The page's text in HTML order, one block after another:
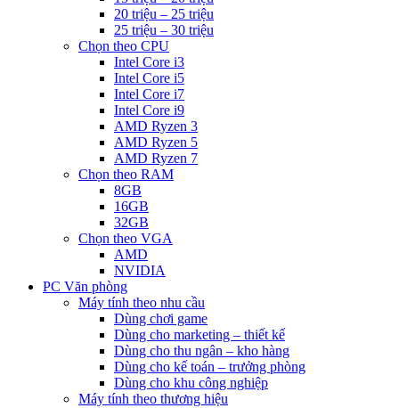
20 triệu – 25 triệu
25 triệu – 30 triệu
Chọn theo CPU
Intel Core i3
Intel Core i5
Intel Core i7
Intel Core i9
AMD Ryzen 3
AMD Ryzen 5
AMD Ryzen 7
Chọn theo RAM
8GB
16GB
32GB
Chọn theo VGA
AMD
NVIDIA
PC Văn phòng
Máy tính theo nhu cầu
Dùng chơi game
Dùng cho marketing – thiết kế
Dùng cho thu ngân – kho hàng
Dùng cho kế toán – trưởng phòng
Dùng cho khu công nghiệp
Máy tính theo thương hiệu